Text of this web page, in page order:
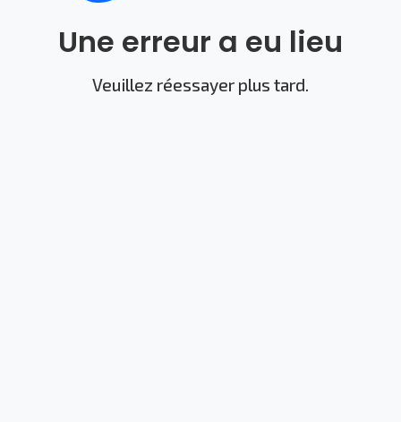
Une erreur a eu lieu
Veuillez réessayer plus tard.